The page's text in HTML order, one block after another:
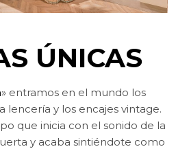
ÚNICAS
» entramos en el mundo los
lencería y los encajes vintage.
que inicia con el sonido de la
y acaba sintiéndote como